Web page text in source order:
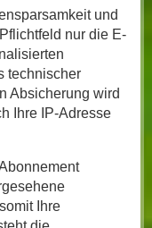
und
nur die E-
technischer
Absicherung wird
Ihre IP-Adresse
Ihre